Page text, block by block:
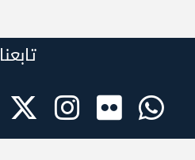
تابعنا